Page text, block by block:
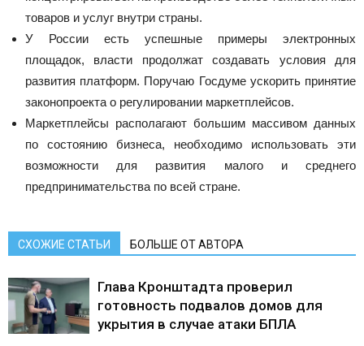
товаров и услуг внутри страны.
У России есть успешные примеры электронных
площадок, власти продолжат создавать условия для
развития платформ. Поручаю Госдуме ускорить принятие
законопроекта о регулировании маркетплейсов.
Маркетплейсы располагают большим массивом данных
по состоянию бизнеса, необходимо использовать эти
возможности для развития малого и среднего
предпринимательства по всей стране.
СХОЖИЕ СТАТЬИ БОЛЬШЕ ОТ АВТОРА
Глава Кронштадта проверил
готовность подвалов домов для
укрытия в случае атаки БПЛА